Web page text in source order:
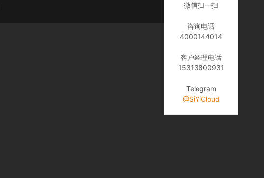
微信扫一扫
咨询电话
4000144014
客户经理电话
15313800931
Telegram
@SiYiCloud